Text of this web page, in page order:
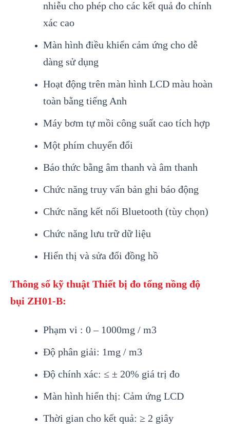
nhiễu cho phép cho các kết quả đo chính
xác cao
Màn hình điều khiển cảm ứng cho dễ
dàng sử dụng
Hoạt động trên màn hình LCD màu hoàn
toàn bằng tiếng Anh
Máy bơm tự mồi công suất cao tích hợp
Một phím chuyển đổi
Báo thức bằng âm thanh và âm thanh
Chức năng truy vấn bản ghi báo động
Chức năng kết nối Bluetooth (tùy chọn)
Chức năng lưu trữ dữ liệu
Hiển thị và sửa đổi đồng hồ
Thông số kỹ thuật Thiết bị đo tổng nồng độ
bụi ZH01-B:
Phạm vi : 0–1000mg / m3
Độ phân giải: 1mg / m3
Độ chính xác: ≤ ± 20% giá trị đo
Màn hình hiển thị: Cảm ứng LCD
Thời gian cho kết quả: ≥ 2 giây